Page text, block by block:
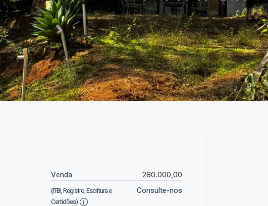
Venda 280.000,00
(ITBI, Registro, Escritura e
Certidões)
Consulte-nos